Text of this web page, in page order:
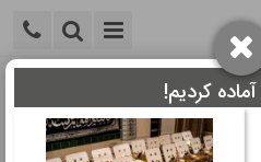
جشن ها>